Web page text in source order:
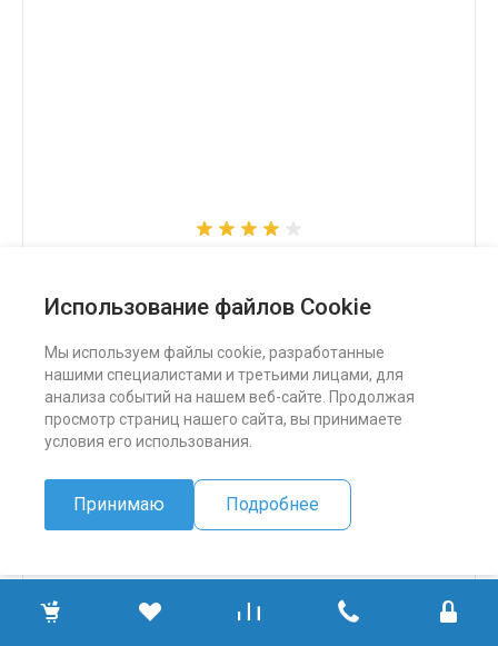
Использование файлов Cookie
Мы используем файлы cookie, разработанные
нашими специалистами и третьими лицами, для
анализа событий на нашем веб-сайте. Продолжая
просмотр страниц нашего сайта, вы принимаете
условия его использования.
Принимаю Подробнее
324 500 ₽
ПОДРОБНЕЕ